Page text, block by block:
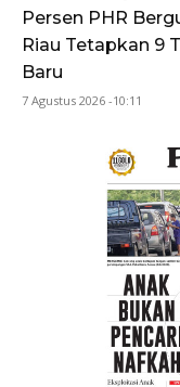
Persen PHR
Riau Tetapkan 9
Baru
7 Agustus 2026 -10:11